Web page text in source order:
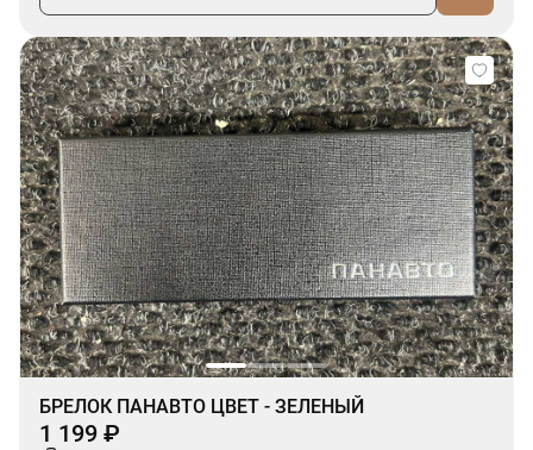
БРЕЛОК ПАНАВТО ЦВЕТ - ЗЕЛЕНЫЙ
1 199 ₽